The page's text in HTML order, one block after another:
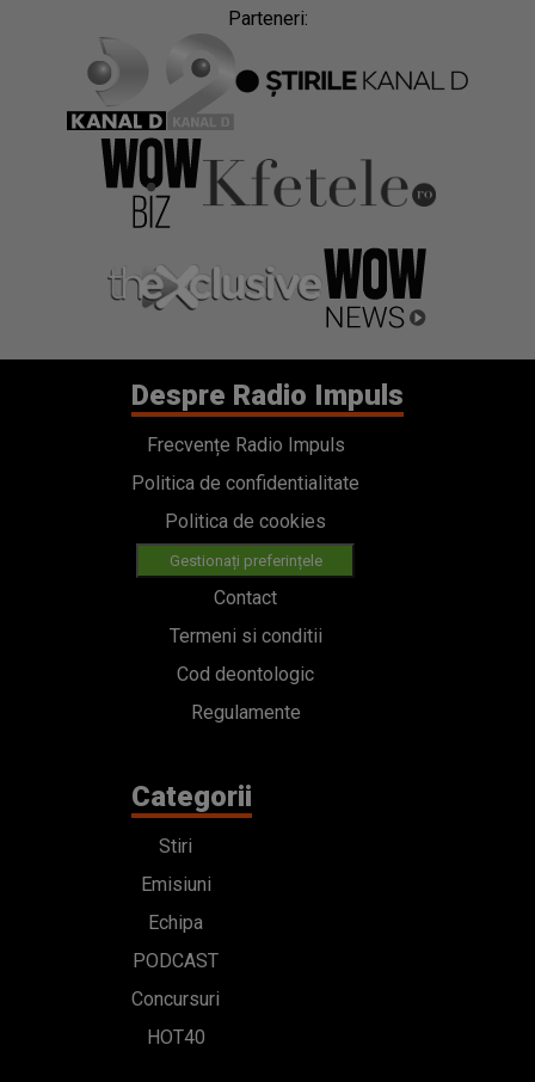
Parteneri:
Despre Radio Impuls
Frecvențe Radio Impuls
Politica de confidentialitate
Politica de cookies
Gestionați preferințele
Contact
Termeni si conditii
Cod deontologic
Regulamente
Categorii
Stiri
Emisiuni
Echipa
PODCAST
Concursuri
HOT40